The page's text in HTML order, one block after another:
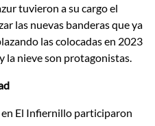
tuvieron a su cargo el
las nuevas banderas que ya
las colocadas en 2023
la nieve son protagonistas.
El Infiernillo participaron